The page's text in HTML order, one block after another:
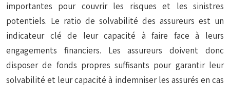
importantes pour couvrir les risques et les sinistres
potentiels. Le ratio de solvabilité des assureurs est un
indicateur clé de leur capacité à faire face à leurs
engagements financiers. Les assureurs doivent donc
disposer de fonds propres suffisants pour garantir leur
solvabilité et leur capacité à indemniser les assurés en cas